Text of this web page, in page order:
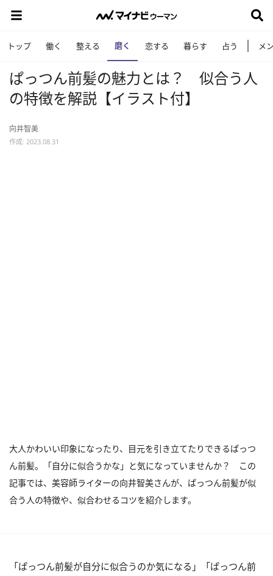
トップ 働く 整える 磨く 恋する 暮らす 占う メ
ぱっつん前髪の魅力とは？ 似合う人
の特徴を解説【イラスト付】
向井智美
作成: 2023.08.31
大人かわいい印象になったり、目元を引き立てたりできるぱっつ
ん前髪。「自分に似合うかな」と気になっていませんか？ この
記事では、美容師ライターの向井智美さんが、ぱっつん前髪が似
合う人の特徴や、似合わせるコツを紹介します。
「ぱっつん前髪が自分に似合うのか気になる」「ぱっつん前